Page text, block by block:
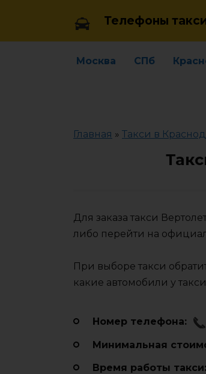
Телефоны
Москва СПб
Главная » Такси в
Для заказа такси
либо перейти на
При выборе такси
какие автомобили у
Номер телефона:
Минимальная
Время работы такси: